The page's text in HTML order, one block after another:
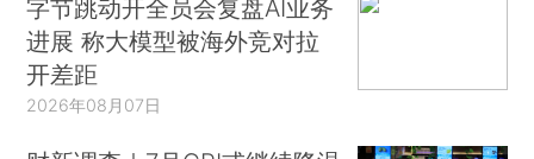
字节跳动开全员会复盘AI业务
进展 称大模型被海外竞对拉
开差距
2026年08月07日